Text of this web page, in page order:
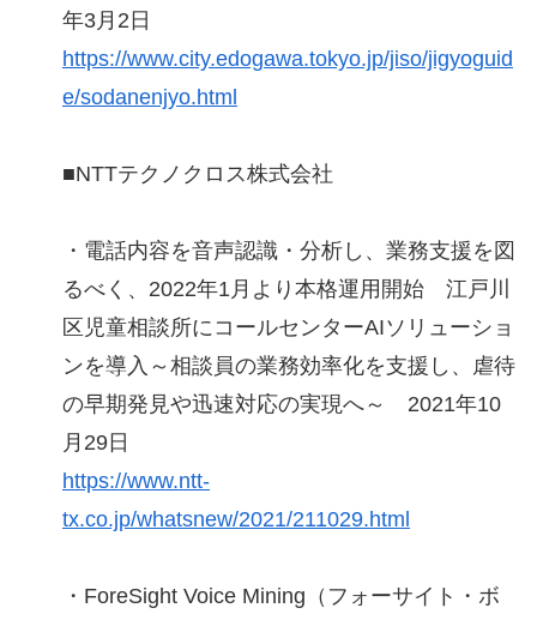
年3月2日
https://www.city.edogawa.tokyo.jp/jiso/jigyoguid
e/sodanenjyo.html
■NTTテクノクロス株式会社
・電話内容を音声認識・分析し、業務支援を図
るべく、2022年1月より本格運用開始 江戸川
区児童相談所にコールセンターAIソリューショ
ンを導入～相談員の業務効率化を支援し、虐待
の早期発見や迅速対応の実現へ～ 2021年10
月29日
https://www.ntt-
tx.co.jp/whatsnew/2021/211029.html
・ForeSight Voice Mining（フォーサイト・ボ